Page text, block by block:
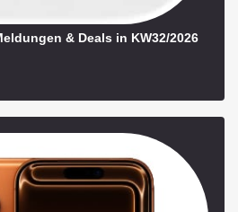
& Deals in KW32/2026